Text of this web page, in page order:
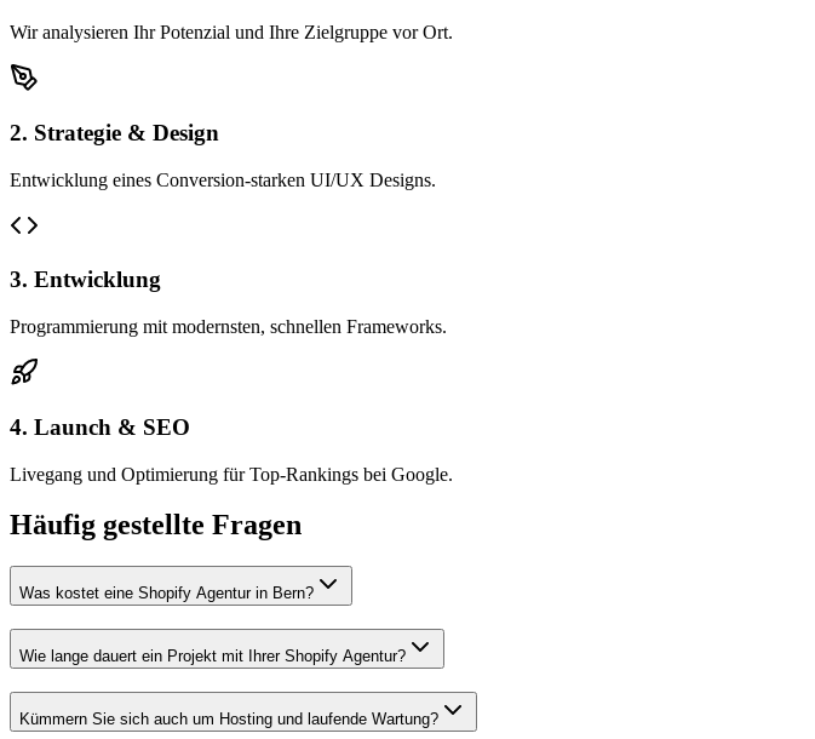
Wir analysieren Ihr Potenzial und Ihre Zielgruppe vor Ort.
2. Strategie & Design
Entwicklung eines Conversion-starken UI/UX Designs.
3. Entwicklung
Programmierung mit modernsten, schnellen Frameworks.
4. Launch & SEO
Livegang und Optimierung für Top-Rankings bei Google.
Häufig gestellte Fragen
Was kostet eine Shopify Agentur in Bern?
Wie lange dauert ein Projekt mit Ihrer Shopify Agentur?
Kümmern Sie sich auch um Hosting und laufende Wartung?